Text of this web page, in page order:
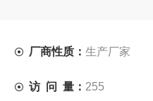
厂商性质：生产厂家
访 问 量： 255